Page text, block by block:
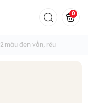
0
màu đen vằn, rêu